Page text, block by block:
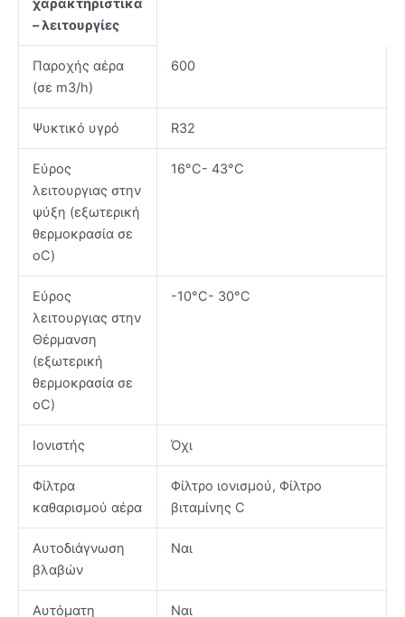
χαρακτηριστικά
– λειτουργίες
Παροχής αέρα
(σε m3/h)
600
Ψυκτικό υγρό R32
Εύρος
λειτουργιας στην
ψύξη (εξωτερική
θερμοκρασία σε
oC)
16°C- 43°C
Εύρος
λειτουργιας στην
Θέρμανση
(εξωτερική
θερμοκρασία σε
oC)
-10°C- 30°C
Ιονιστής Όχι
Φίλτρα
καθαρισμού αέρα
Φίλτρο ιονισμού, Φίλτρο
βιταμίνης C
Αυτοδιάγνωση
βλαβών
Ναι
Αυτόματη
Ναι